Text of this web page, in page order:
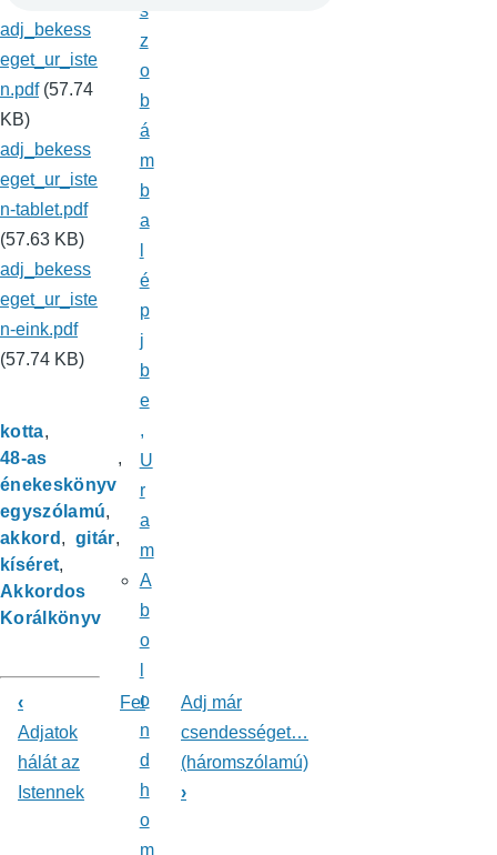
adj_bekess
eget_ur_iste
n.pdf (57.74
KB)
adj_bekess
eget_ur_iste
n-tablet.pdf
(57.63 KB)
adj_bekess
eget_ur_iste
n-eink.pdf
(57.74 KB)
kotta
48-as
énekeskönyv
egyszólamú
akkord
gitár
kíséret
Akkordos
Korálkönyv
Könyv
kereszthivatkozásai
ehhez:
‹
Adjatok
hálát az
Istennek
Fel
Adj már
csendességet…
(háromszólamú)
›
s
z
o
b
á
m
b
a
é
p
j
b
e
,
U
r
a
m
A
b
o
o
n
d
h
o
m